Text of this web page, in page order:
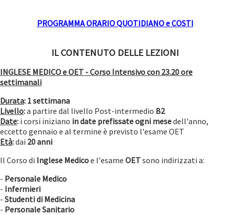
PROGRAMMA ORARIO QUOTIDIANO e COSTI
IL CONTENUTO DELLE LEZIONI
INGLESE MEDICO e OET - Corso Intensivo con 23.20 ore
settimanali
Durata: 1 settimana
Livello:a partire dal livello Post-intermedio B2
Date: i corsi iniziano in date prefissate ogni mesedell'anno,
eccetto gennaio e al termine è previsto l'esame OET
Età:dai 20 anni
Il Corso di Inglese Medicoe l'esame OETsono indirizzati a:
- Personale Medico
- Infermieri
- Studenti di Medicina
- Personale Sanitario